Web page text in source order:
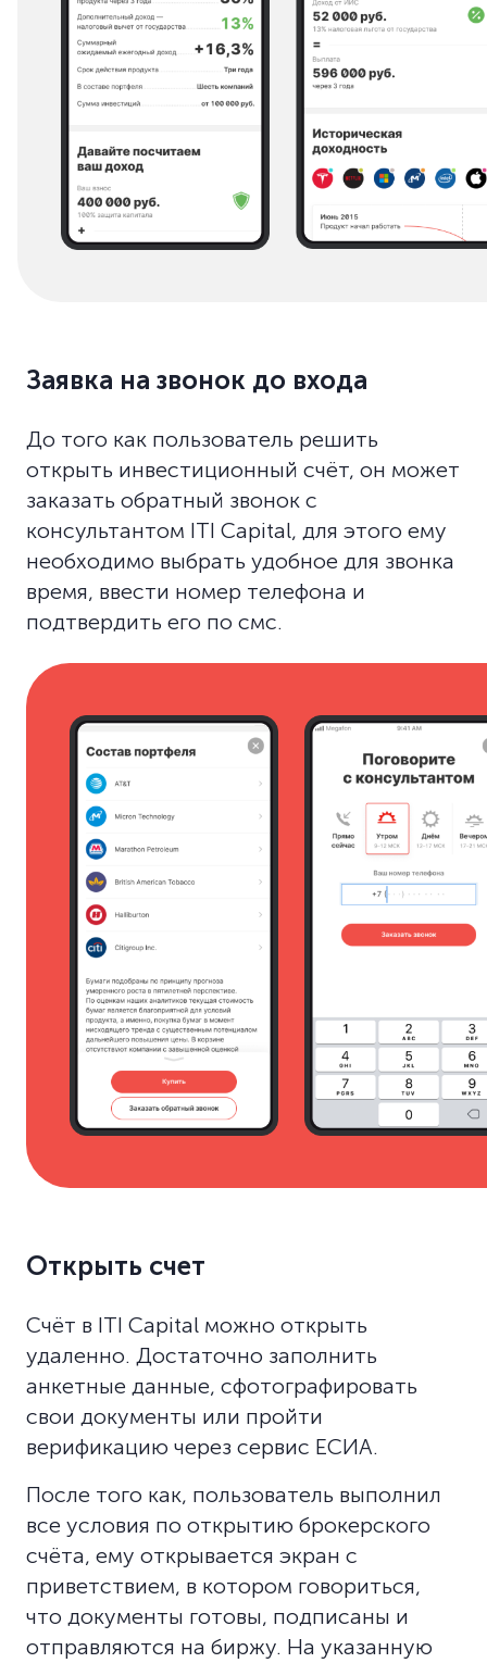
Заявка на звонок до входа
До того как пользователь решить
открыть инвестиционный счёт, он может
заказать обратный звонок с
консультантом ITI Capital, для этого ему
необходимо выбрать удобное для звонка
время, ввести номер телефона и
подтвердить его по смс.
Открыть счет
Счёт в ITI Capital можно открыть
удаленно. Достаточно заполнить
анкетные данные, сфотографировать
свои документы или пройти
верификацию через сервис ЕСИА.
После того как, пользователь выполнил
все условия по открытию брокерского
счёта, ему открывается экран с
приветствием, в котором говориться,
что документы готовы, подписаны и
отправляются на биржу. На указанную